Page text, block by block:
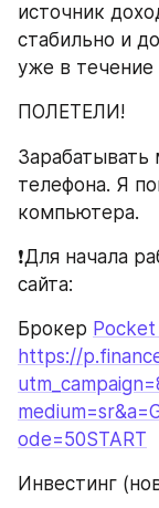
источник
стабильно и
уже в течение
ПОЛЕТЕЛИ!
телефона. Я
компьютера.
❗️Для начала
сайта:
Брокер
https://
ode=50START
Инвестинг